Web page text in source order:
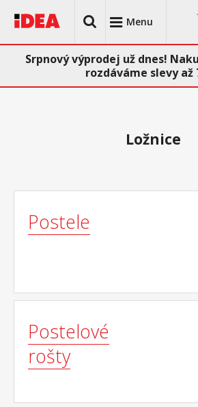
Menu
Srpnový výprodej už dnes!
rozdáváme slevy až
Ložnice
Postele
Postelové
rošty